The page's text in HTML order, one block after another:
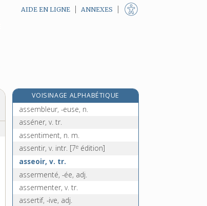
AIDE EN LIGNE ANNEXES
VOISINAGE ALPHABÉTIQUE
assembler, v. tr.
assembleur, -euse, n.
asséner, v. tr.
assentiment, n. m.
assentir, v. intr. [7e édition]
asseoir, v. tr.
assermenté, -ée, adj.
assermenter, v. tr.
assertif, -ive, adj.